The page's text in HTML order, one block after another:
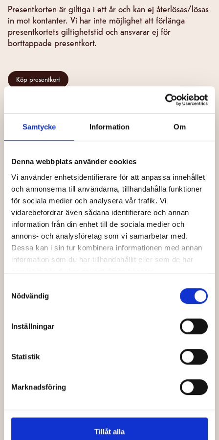
Samtycke Information Om
Denna webbplats använder cookies
Vi använder enhetsidentifierare för att anpassa innehållet
och annonserna till användarna, tillhandahålla funktioner
för sociala medier och analysera vår trafik. Vi
vidarebefordrar även sådana identifierare och annan
information från din enhet till de sociala medier och
annons- och analysföretag som vi samarbetar med.
Dessa kan i sin tur kombinera informationen med annan
information som du har tillhandahållit eller som de har
samlat in när du har använt deras tjänster.
Nödvändig
Inställningar
Statistik
Marknadsföring
Tillåt alla
Presentkorten är giltiga i ett år och kan ej återlösas/lösas
in mot kontanter. Vi har inte möjlighet att förlänga
presentkortets giltighetstid och ansvarar ej för
borttappade presentkort.
Köp presentkort